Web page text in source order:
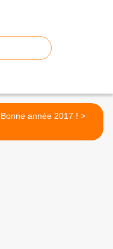
Bonne année 2017 ! >